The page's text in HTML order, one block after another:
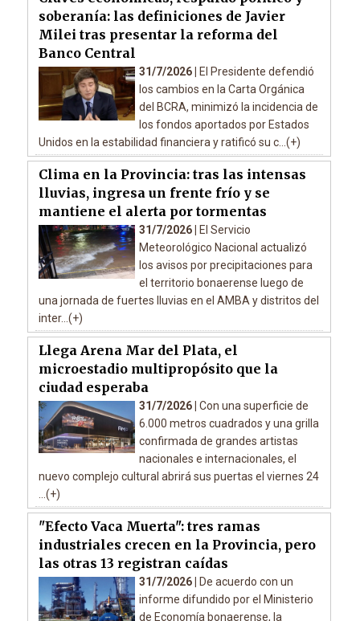
soberanía: las definiciones de Javier
Milei tras presentar la reforma del
Banco Central
31/7/2026 |
El Presidente defendió
los cambios en la Carta Orgánica
del BCRA, minimizó la incidencia de
los fondos aportados por Estados
Unidos en la estabilidad financiera y ratificó su c...(+)
Clima en la Provincia: tras las intensas
lluvias, ingresa un frente frío y se
mantiene el alerta por tormentas
31/7/2026 |
El Servicio
Meteorológico Nacional actualizó
los avisos por precipitaciones para
el territorio bonaerense luego de
una jornada de fuertes lluvias en el AMBA y distritos del
inter...(+)
Llega Arena Mar del Plata, el
microestadio multipropósito que la
ciudad esperaba
31/7/2026 | Con una superficie de
6.000 metros cuadrados y una grilla
confirmada de grandes artistas
nacionales e internacionales, el
nuevo complejo cultural abrirá sus puertas el viernes 24
...(+)
"Efecto Vaca Muerta": tres ramas
industriales crecen en la Provincia, pero
las otras 13 registran caídas
31/7/2026 |
De acuerdo con un
informe difundido por el Ministerio
de Economía bonaerense, la